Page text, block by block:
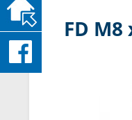
FD M8